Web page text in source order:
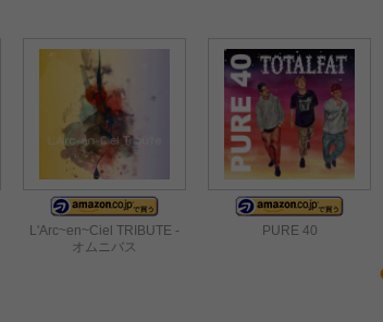
L'Arc~en~Ciel TRIBUTE -
オムニバス
PURE 40